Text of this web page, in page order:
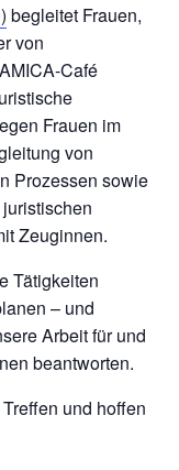
begleitet Frauen,
von
Café
Frauen im
von
Prozessen sowie
Zeuginnen.
Tätigkeiten
– und
Arbeit für und
beantworten.
und hoffen